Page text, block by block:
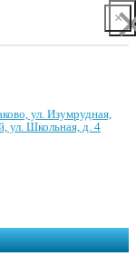
ул. Изумрудная,
ул. Школьная, д. 4
×